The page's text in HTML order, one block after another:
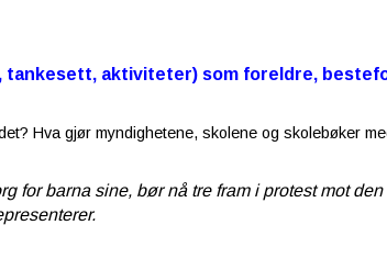
tankesett, aktiviteter) som foreldre,
Hva gjør myndighetene, skolene og skolebøker
for barna sine, bør nå tre fram i protest mot